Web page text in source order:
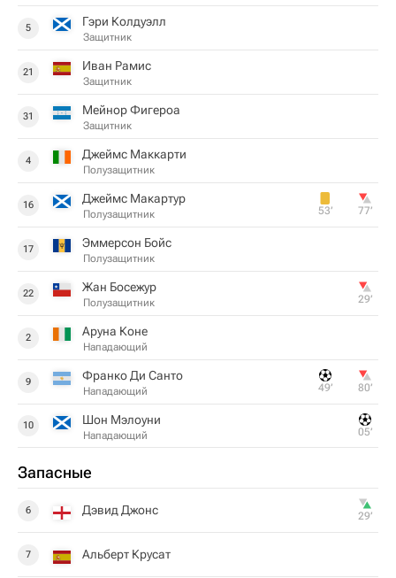
5 Гэри Колдуэлл
Защитник
21 Иван Рамис
Защитник
31 Мейнор Фигероа
Защитник
4 Джеймс Маккарти
Полузащитник
16 Джеймс Макартур
Полузащитник 53‎’‎ 77‎’‎
17 Эммерсон Бойс
Полузащитник
22 Жан Босежур
Полузащитник 29‎’‎
2 Аруна Коне
Нападающий
9 Франко Ди Санто
Нападающий 49‎’‎ 80‎’‎
10 Шон Мэлоуни
Нападающий 05‎’‎
Запасные
6 Дэвид Джонс 29‎’‎
7 Альберт Крусат